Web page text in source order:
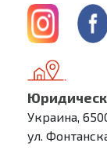
Украина,
ул.